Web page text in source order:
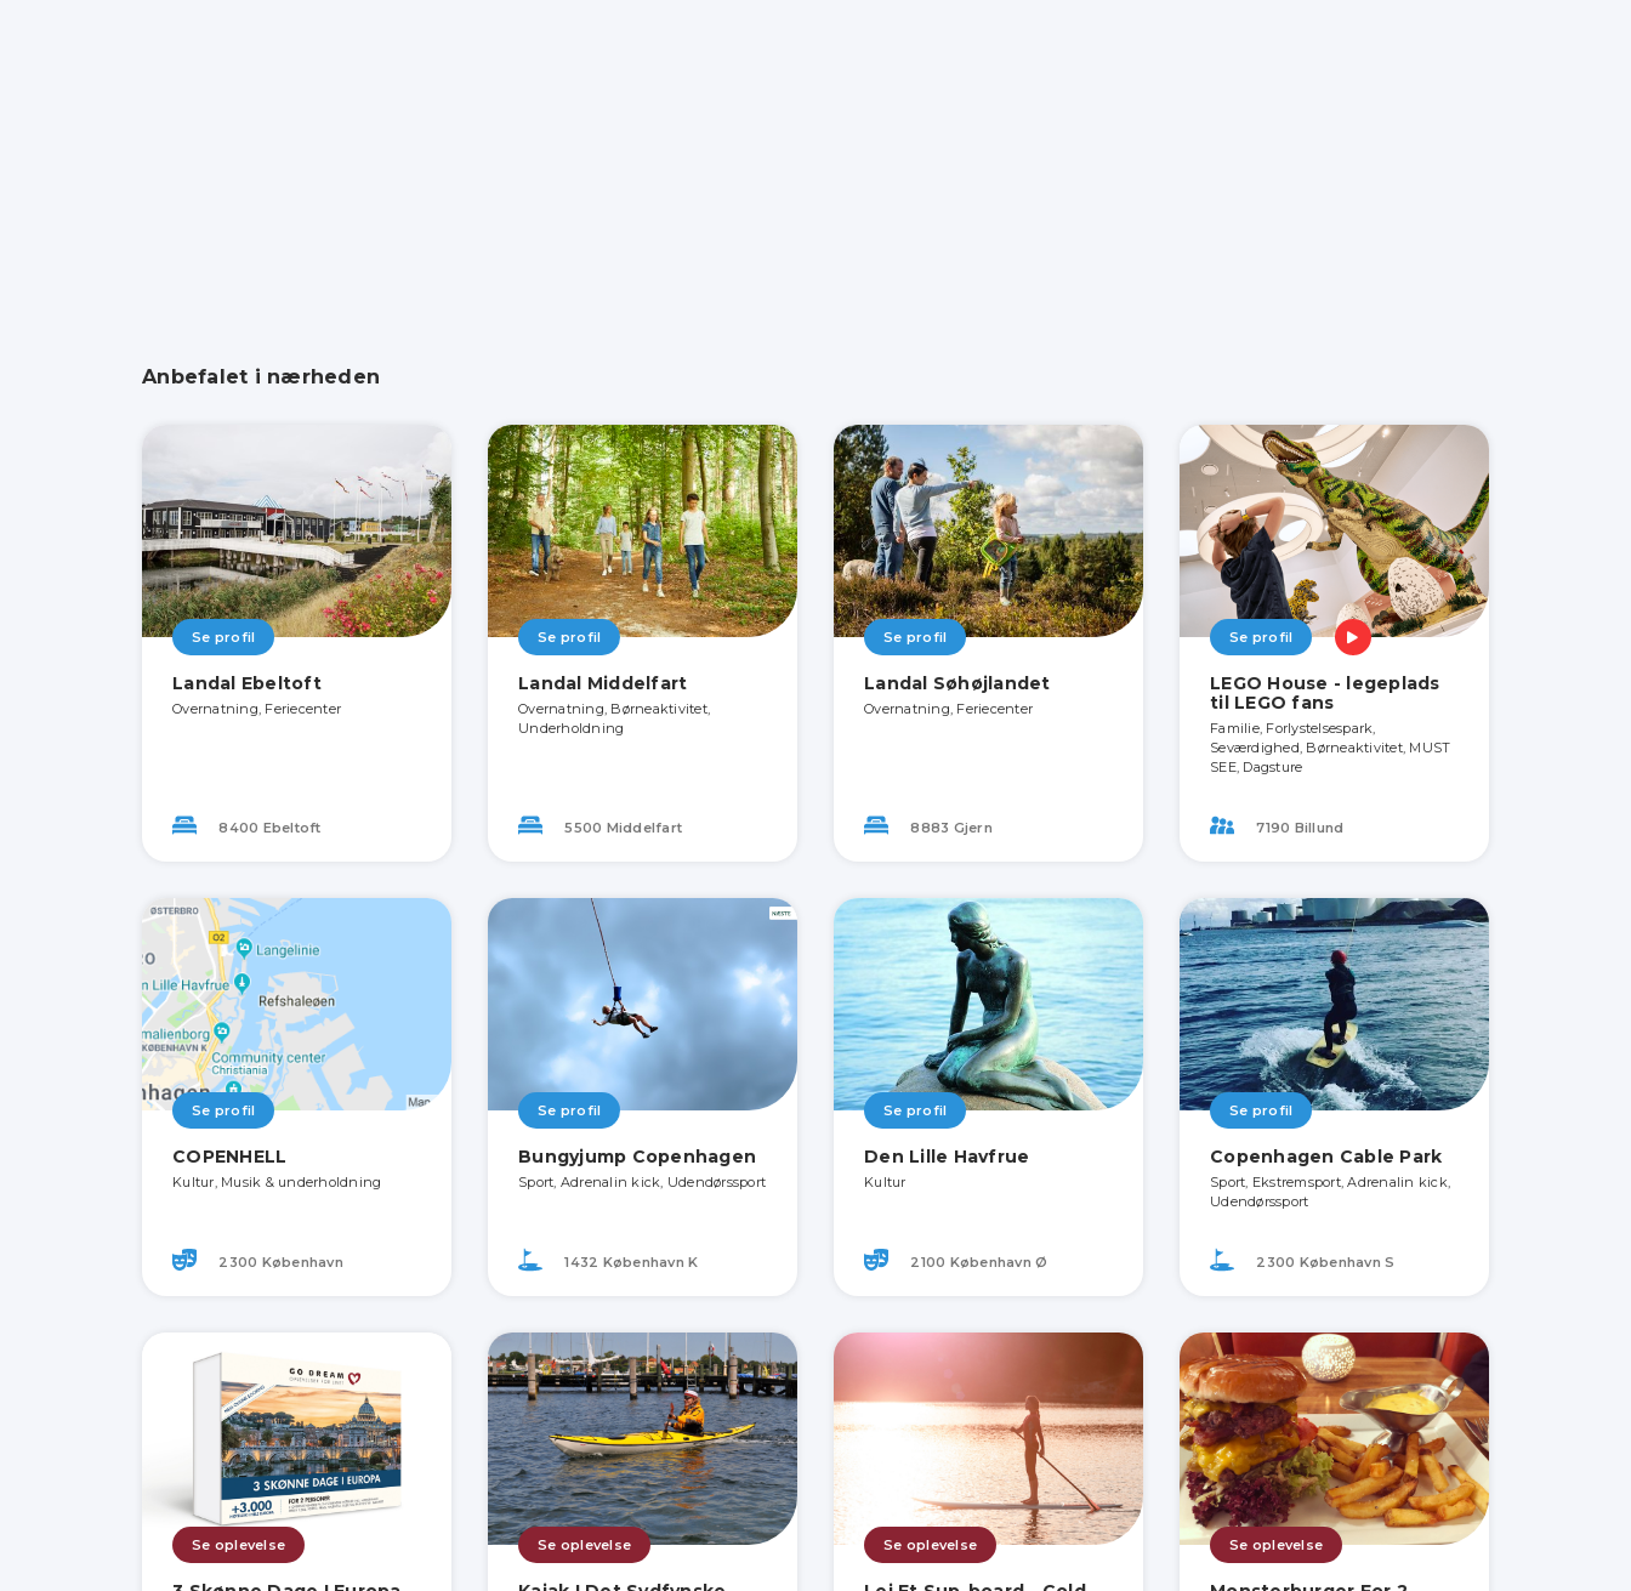
Anbefalet i nærheden
Se profil
Landal Ebeltoft
Overnatning, Feriecenter
8400 Ebeltoft
Se profil
Landal Middelfart
Overnatning, Børneaktivitet,
Underholdning
5500 Middelfart
Se profil
Landal Søhøjlandet
Overnatning, Feriecenter
8883 Gjern
Se profil
LEGO House - legeplads
til LEGO fans
Familie, Forlystelsespark,
Seværdighed, Børneaktivitet, MUST
SEE, Dagsture
7190 Billund
Se profil
COPENHELL
Kultur, Musik & underholdning
2300 København
Se profil
Bungyjump Copenhagen
Sport, Adrenalin kick, Udendørssport
1432 København K
Se profil
Den Lille Havfrue
Kultur
2100 København Ø
Se profil
Copenhagen Cable Park
Sport, Ekstremsport, Adrenalin kick,
Udendørssport
2300 København S
Se oplevelse Se oplevelse Se oplevelse Se oplevelse